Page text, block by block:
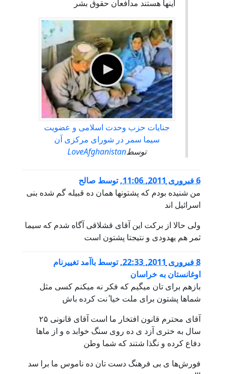
اينها هستند مدافعان حقوق بشر
جنایات حزب وحدت اسلامی و عضویت
سیما سمر در شورای مرکزی آن
توسطLoveAfghanistan
6 فبروری 2011, 11:06 ,توسط صالح
من شنیده بودم که پشتونها همان ده قبیله گم شده بنی
اسرائیل اند
ولی حالا از برکت این آقای قشلاقی آگاه شدم که سیما
ثمر هم یهدودی و نتیجتا پشتون است
8 فبروری 2011, 22:33 ,توسط باآمد تغییرنام
اوغانستان به خراسان
بازهم برای تان میگیم که فکر نه میکنم کسی مثل
شما‌ها پشتون برای ملت خیا ٔنت کرده باش
آقای محترم قانون افتخار ما است آقای قانونی ۲۵
سال به‌‌ ختری آزد ی ده‌‌‌ روی سنگ خوابد ه و از ما‌ها
دفاع کرده و نگذا شتند که شما وطن
فورش‌ها ی بی‌ فرهنگ دست تان ده‌‌‌ ناموس ما برا سد